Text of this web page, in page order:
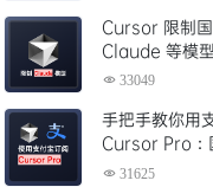
Cursor 限制
Claude 等模
33049
手把手教你用
Cursor Pro：
开通教程（附
31625